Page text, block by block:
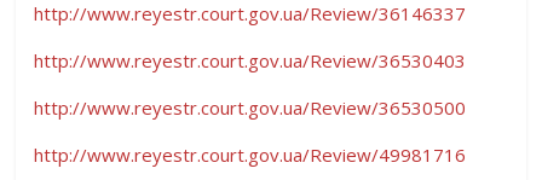
http://www.reyestr.court.gov.ua/Review/36146337
http://www.reyestr.court.gov.ua/Review/36530403
http://www.reyestr.court.gov.ua/Review/36530500
http://www.reyestr.court.gov.ua/Review/49981716